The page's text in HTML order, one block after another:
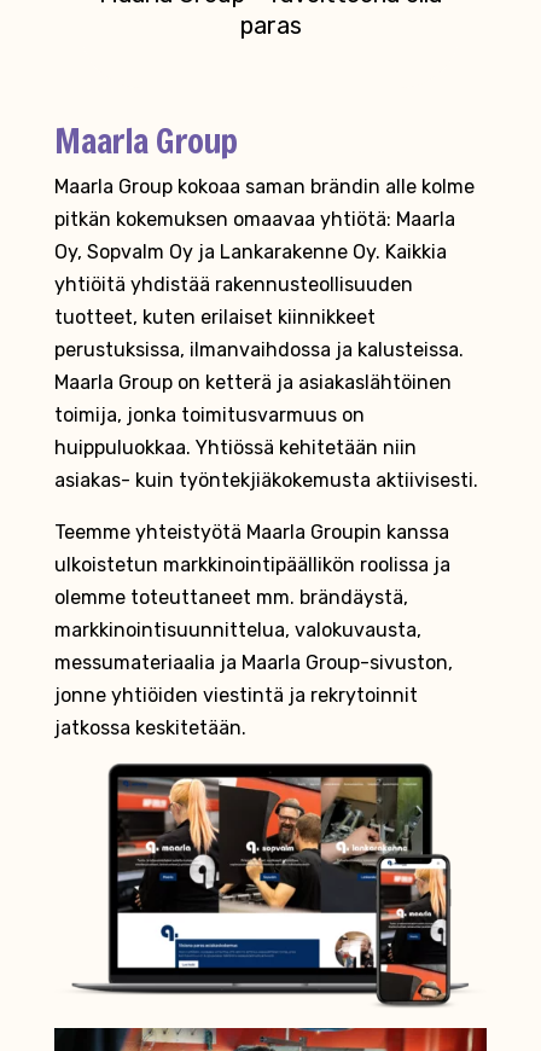
paras
Maarla Group
Maarla Group kokoaa saman brändin alle kolme
pitkän kokemuksen omaavaa yhtiötä: Maarla
Oy, Sopvalm Oy ja Lankarakenne Oy. Kaikkia
yhtiöitä yhdistää rakennusteollisuuden
tuotteet, kuten erilaiset kiinnikkeet
perustuksissa, ilmanvaihdossa ja kalusteissa.
Maarla Group on ketterä ja asiakaslähtöinen
toimija, jonka toimitusvarmuus on
huippuluokkaa. Yhtiössä kehitetään niin
asiakas- kuin työntekjiäkokemusta aktiivisesti.
Teemme yhteistyötä Maarla Groupin kanssa
ulkoistetun markkinointipäällikön roolissa ja
olemme toteuttaneet mm. brändäystä,
markkinointisuunnittelua, valokuvausta,
messumateriaalia ja Maarla Group-sivuston,
jonne yhtiöiden viestintä ja rekrytoinnit
jatkossa keskitetään.